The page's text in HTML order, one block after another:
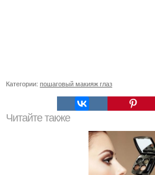
Категории: пошаговый макияж глаз
Читайте также